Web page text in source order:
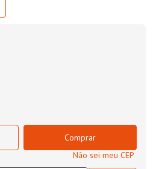
Comprar
Não sei meu CEP